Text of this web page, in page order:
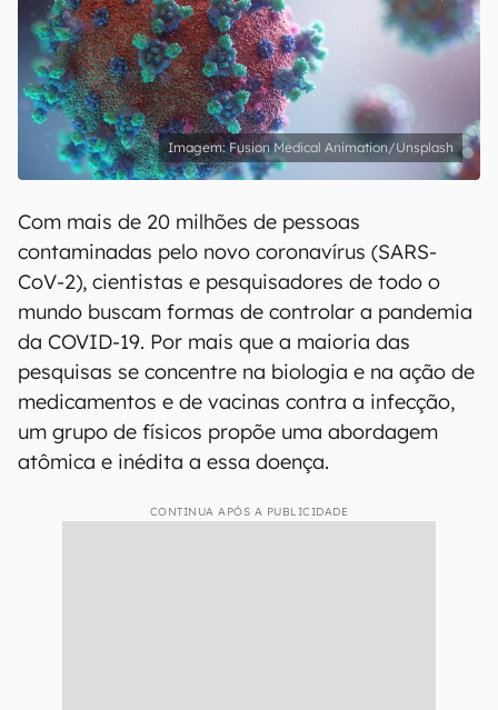
Fusion Medical Animation/Unsplash
Com mais de 20 milhões de pessoas
contaminadas pelo novo coronavírus (SARS-
CoV-2), cientistas e pesquisadores de todo o
mundo buscam formas de controlar a pandemia
da COVID-19. Por mais que a maioria das
pesquisas se concentre na biologia e na ação de
medicamentos e de vacinas contra a infecção,
um grupo de físicos propõe uma abordagem
atômica e inédita a essa doença.
CONTINUA APÓS A PUBLICIDADE